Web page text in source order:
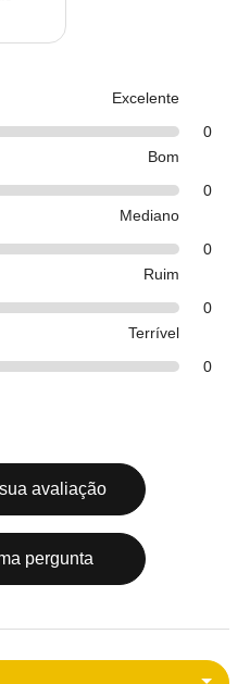
Excelente
0
Bom
0
Mediano
0
Ruim
0
Terrível
0
avaliação
pergunta